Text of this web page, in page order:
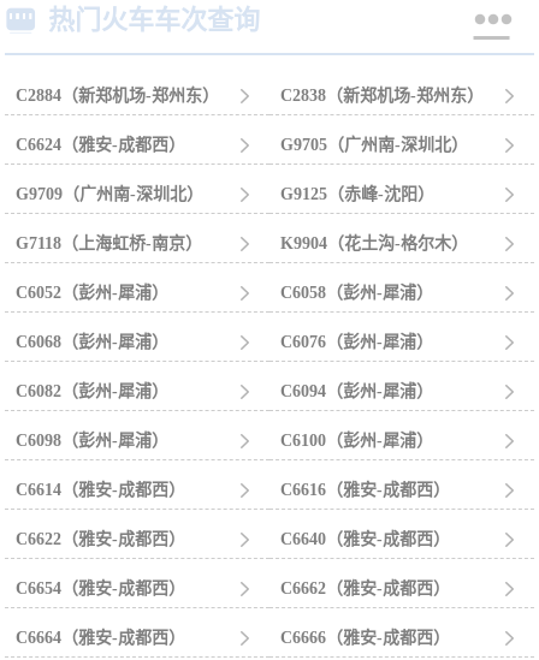
 热门火车车次查询 
C2884（新郑机场-郑州东）  C2838（新郑机场-郑州东） 
C6624（雅安-成都西）  G9705（广州南-深圳北） 
G9709（广州南-深圳北）  G9125（赤峰-沈阳） 
G7118（上海虹桥-南京）  K9904（花土沟-格尔木） 
C6052（彭州-犀浦）  C6058（彭州-犀浦） 
C6068（彭州-犀浦）  C6076（彭州-犀浦） 
C6082（彭州-犀浦）  C6094（彭州-犀浦） 
C6098（彭州-犀浦）  C6100（彭州-犀浦） 
C6614（雅安-成都西）  C6616（雅安-成都西） 
C6622（雅安-成都西）  C6640（雅安-成都西） 
C6654（雅安-成都西）  C6662（雅安-成都西） 
C6664（雅安-成都西）  C6666（雅安-成都西） 